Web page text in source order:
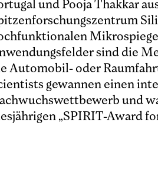
und Pooja Thakkar
sind die
Automobil- oder
gewannen einen
und
„SPIRIT-Award